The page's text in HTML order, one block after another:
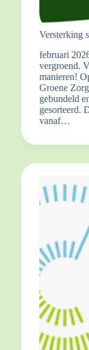
Versterking
februari
vergroend.
manieren!
Groene
gebundeld
gesorteerd.
vanaf…